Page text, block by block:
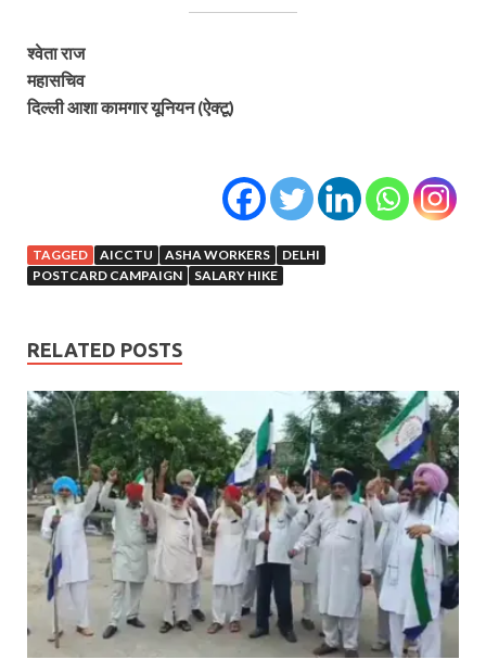
श्वेता राज
महासचिव
दिल्ली आशा कामगार यूनियन (ऐक्टू)
TAGGED AICCTU ASHA WORKERS
DELHI
POSTCARD CAMPAIGN
SALARY HIKE
RELATED POSTS